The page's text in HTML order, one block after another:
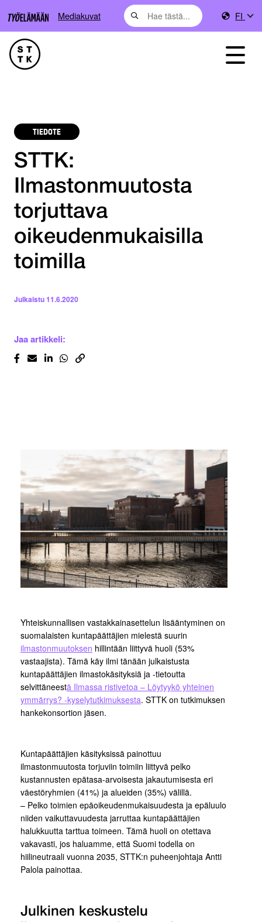
Mediakuvat FI
TIEDOTE
STTK:
Ilmastonmuutosta
torjuttava
oikeudenmukaisilla
toimilla
Julkaistu11.6.2020
Jaa artikkeli:
Yhteiskunnallisen vastakkainasettelun lisääntyminen on
suomalaisten kuntapäättäjien mielestä suurin
ilmastonmuutoksen hillintään liittyvä huoli (53%
vastaajista). Tämä käy ilmi tänään julkaistusta
kuntapäättäjien ilmastokäsityksiä ja -tietoutta
selvittäneestä Ilmassa ristivetoa – Löytyykö yhteinen
ymmärrys? -kyselytutkimuksesta. STTK on tutkimuksen
hankekonsortion jäsen.
Kuntapäättäjien käsityksissä painottuu
ilmastonmuutosta torjuviin toimiin liittyvä pelko
kustannusten epätasa-arvoisesta jakautumisesta eri
väestöryhmien (41%) ja alueiden (35%) välillä.
– Pelko toimien epäoikeudenmukaisuudesta ja epäluulo
niiden vaikuttavuudesta jarruttaa kuntapäättäjien
halukkuutta tarttua toimeen. Tämä huoli on otettava
vakavasti, jos haluamme, että Suomi todella on
hiilineutraali vuonna 2035, STTK:n puheenjohtaja Antti
Palola painottaa.
Julkinen keskustelu